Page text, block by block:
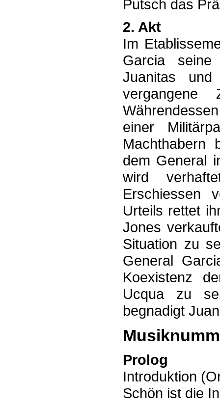
Putsch das
2. Akt
Im
Garcia
Juanitas
einer
Machthabern
dem General
wird
Erschiessen
Urteils rettet
Jones
Situation zu
General
Koexistenz
Ucqua zu
begnadigt
Prolog
Introduktion
Schön ist die